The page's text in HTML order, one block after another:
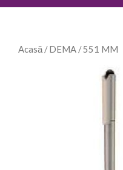
Acasă /DEMA / 551 MM